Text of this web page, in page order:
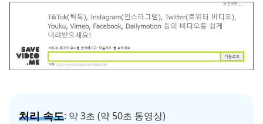
처리 속도: 약 3초 (약 50초 동영상)